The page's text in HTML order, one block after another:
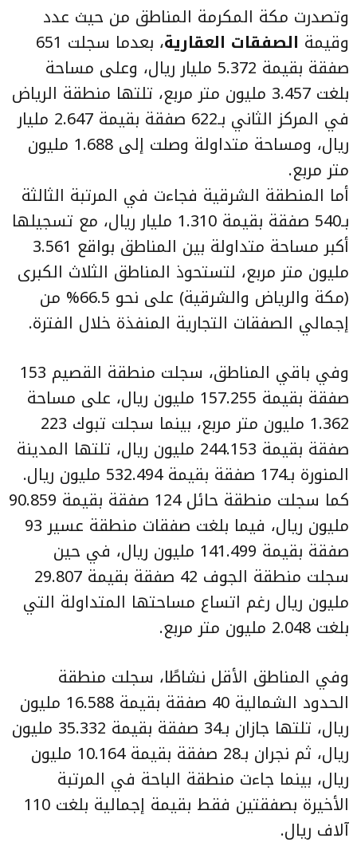
وتصدرت مكة المكرمة المناطق من حيث عدد
وقيمة الصفقات العقارية
، بعدما سجلت 651
صفقة بقيمة 5.372 مليار ريال، وعلى مساحة
بلغت 3.457 مليون متر مربع، تلتها منطقة الرياض
في المركز الثاني بـ622 صفقة بقيمة 2.647 مليار
ريال، ومساحة متداولة وصلت إلى 1.688 مليون
متر مربع.
أما المنطقة الشرقية فجاءت في المرتبة الثالثة
بـ540 صفقة بقيمة 1.310 مليار ريال، مع تسجيلها
أكبر مساحة متداولة بين المناطق بواقع 3.561
مليون متر مربع، لتستحوذ المناطق الثلاث الكبرى
(مكة والرياض والشرقية) على نحو 66.5% من
إجمالي الصفقات التجارية المنفذة خلال الفترة.
وفي باقي المناطق، سجلت منطقة القصيم 153
صفقة بقيمة 157.255 مليون ريال، على مساحة
1.362 مليون متر مربع، بينما سجلت تبوك 223
صفقة بقيمة 244.153 مليون ريال، تلتها المدينة
المنورة بـ174 صفقة بقيمة 532.494 مليون ريال.
كما سجلت منطقة حائل 124 صفقة بقيمة 90.859
مليون ريال، فيما بلغت صفقات منطقة عسير 93
صفقة بقيمة 141.499 مليون ريال، في حين
سجلت منطقة الجوف 42 صفقة بقيمة 29.807
مليون ريال رغم اتساع مساحتها المتداولة التي
بلغت 2.048 مليون متر مربع.
وفي المناطق الأقل نشاطًا، سجلت منطقة
الحدود الشمالية 40 صفقة بقيمة 16.588 مليون
ريال، تلتها جازان بـ34 صفقة بقيمة 35.332 مليون
ريال، ثم نجران بـ28 صفقة بقيمة 10.164 مليون
ريال، بينما جاءت منطقة الباحة في المرتبة
الأخيرة بصفقتين فقط بقيمة إجمالية بلغت 110
آلاف ريال.